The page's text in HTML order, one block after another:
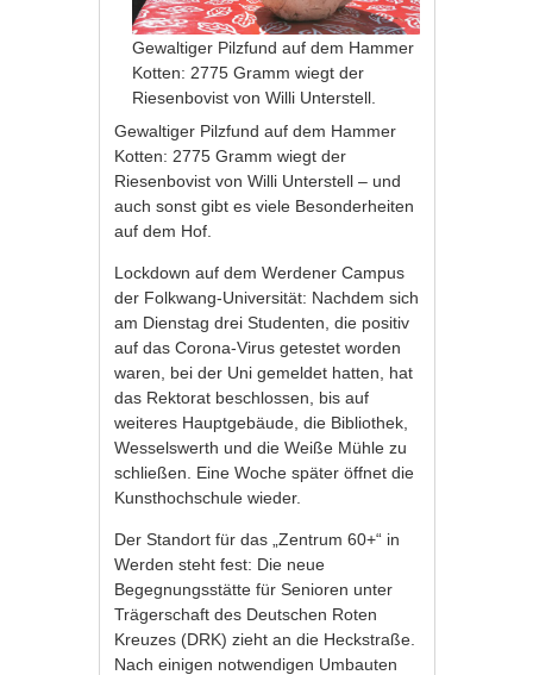
Gewaltiger Pilzfund auf dem Hammer
Kotten: 2775 Gramm wiegt der
Riesenbovist von Willi Unterstell.
Gewaltiger Pilzfund auf dem Hammer
Kotten: 2775 Gramm wiegt der
Riesenbovist von Willi Unterstell – und
auch sonst gibt es viele Besonderheiten
auf dem Hof.
Lockdown auf dem Werdener Campus
der Folkwang-Universität: Nachdem sich
am Dienstag drei Studenten, die positiv
auf das Corona-Virus getestet worden
waren, bei der Uni gemeldet hatten, hat
das Rektorat beschlossen, bis auf
weiteres Hauptgebäude, die Bibliothek,
Wesselswerth und die Weiße Mühle zu
schließen. Eine Woche später öffnet die
Kunsthochschule wieder.
Der Standort für das „Zentrum 60+“ in
Werden steht fest: Die neue
Begegnungsstätte für Senioren unter
Trägerschaft des Deutschen Roten
Kreuzes (DRK) zieht an die Heckstraße.
Nach einigen notwendigen Umbauten